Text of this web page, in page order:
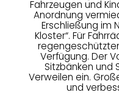
Fahrzeugen und
Anordnung
Erschließung im
Kloster“. Für
Verfügung. Der
Sitzbänken und
Verweilen ein.
und